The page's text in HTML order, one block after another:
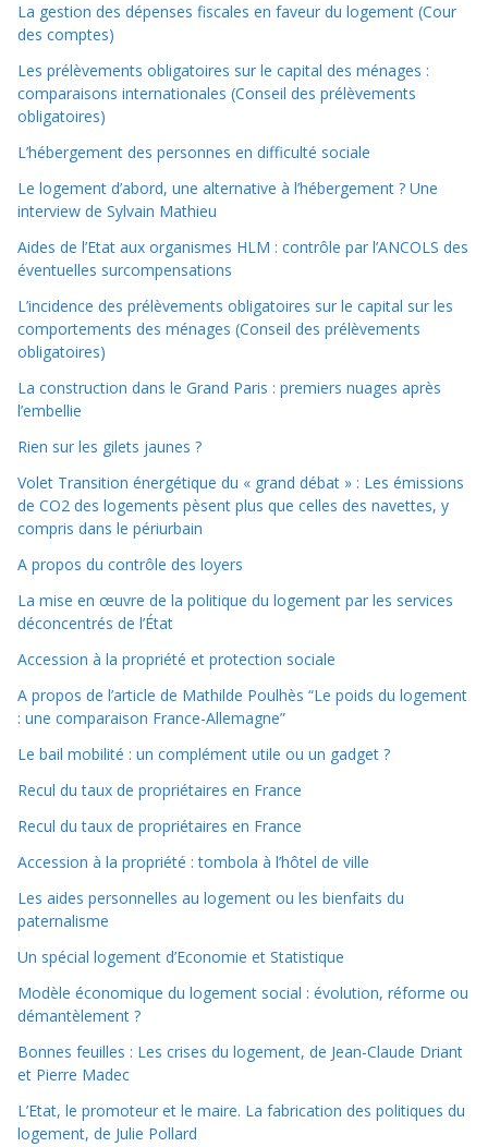
La gestion des dépenses fiscales en faveur du logement (Cour
des comptes)
Les prélèvements obligatoires sur le capital des ménages :
comparaisons internationales (Conseil des prélèvements
obligatoires)
L’hébergement des personnes en difficulté sociale
Le logement d’abord, une alternative à l’hébergement ? Une
interview de Sylvain Mathieu
Aides de l’Etat aux organismes HLM : contrôle par l’ANCOLS des
éventuelles surcompensations
L’incidence des prélèvements obligatoires sur le capital sur les
comportements des ménages (Conseil des prélèvements
obligatoires)
La construction dans le Grand Paris : premiers nuages après
l’embellie
Rien sur les gilets jaunes ?
Volet Transition énergétique du « grand débat » : Les émissions
de CO2 des logements pèsent plus que celles des navettes, y
compris dans le périurbain
A propos du contrôle des loyers
La mise en œuvre de la politique du logement par les services
déconcentrés de l’État
Accession à la propriété et protection sociale
A propos de l’article de Mathilde Poulhès “Le poids du logement
: une comparaison France-Allemagne”
Le bail mobilité : un complément utile ou un gadget ?
Recul du taux de propriétaires en France
Recul du taux de propriétaires en France
Accession à la propriété : tombola à l’hôtel de ville
Les aides personnelles au logement ou les bienfaits du
paternalisme
Un spécial logement d’Economie et Statistique
Modèle économique du logement social : évolution, réforme ou
démantèlement ?
Bonnes feuilles : Les crises du logement, de Jean-Claude Driant
et Pierre Madec
L’Etat, le promoteur et le maire. La fabrication des politiques du
logement, de Julie Pollard